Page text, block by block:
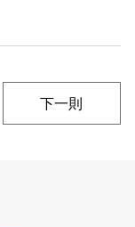
下一則